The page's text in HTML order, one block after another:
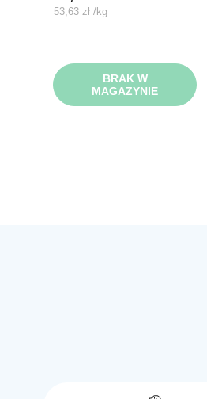
53,63zł /kg
BRAK W
MAGAZYNIE